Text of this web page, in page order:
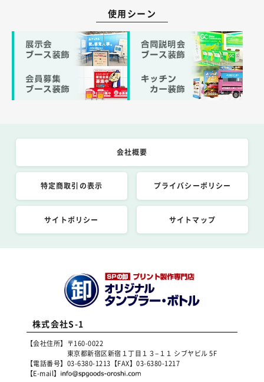
使用シーン
会社概要
特定商取引の表示 プライバシーポリシー
サイトポリシー サイトマップ
株式会社S-1
【会社住所】 〒160-0022
東京都新宿区新宿１丁目１３−１１ シブヤビル 5F
【電話番号】 03-6380-1213 【FAX】03-6380-1217
【E-mail】